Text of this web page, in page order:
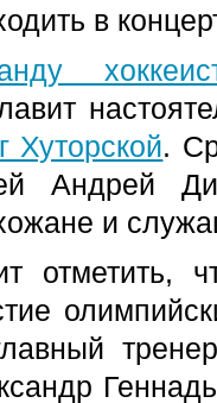
в
Хуторской.
Андрей
и
отметить,